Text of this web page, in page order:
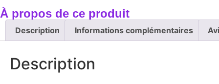
À propos de ce produit
Description Informations complémentaires
Description